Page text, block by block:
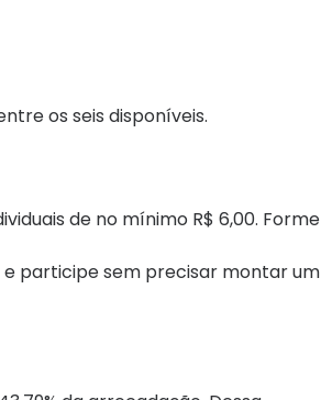
os seis disponíveis.
de no mínimo R$ 6,00. Forme
e participe sem precisar montar um